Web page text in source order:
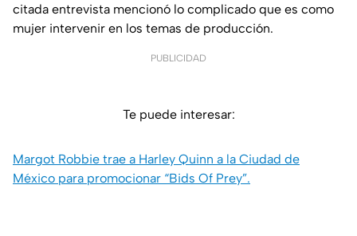
citada entrevista mencionó lo complicado que es como
mujer intervenir en los temas de producción.
PUBLICIDAD
Te puede interesar:
Margot Robbie trae a Harley Quinn a la Ciudad de
México para promocionar “Bids Of Prey”.